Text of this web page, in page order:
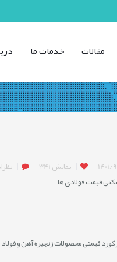
مقالات خدمات ما
نمایش
قیمت فولادی ها
قیمتی محصولات زنجیره آهن و